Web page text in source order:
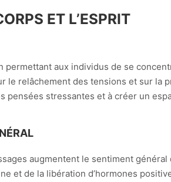
ET L’ESPRIT
permettant aux individus de se
le relâchement des tensions et sur la
pensées stressantes et à créer un
augmentent le sentiment
et de la libération d’hormones